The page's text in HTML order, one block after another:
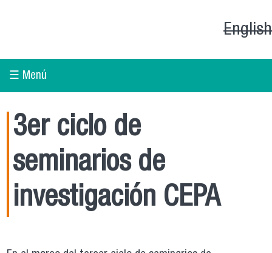
English
☰ Menú
3er ciclo de
seminarios de
investigación CEPA